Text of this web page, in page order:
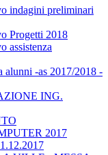
indagini preliminari
Progetti 2018
assistenza
alunni -as 2017/2018 -
ING.
2017